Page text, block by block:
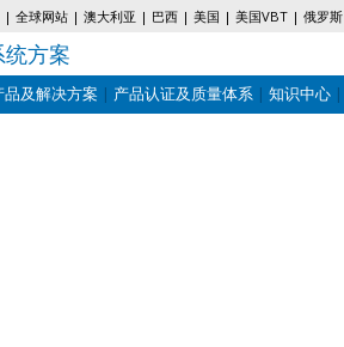
全球网站 澳大利亚 巴西 美国 美国VBT 俄罗斯
方案
品及解决方案 产品认证及质量体系 知识中心